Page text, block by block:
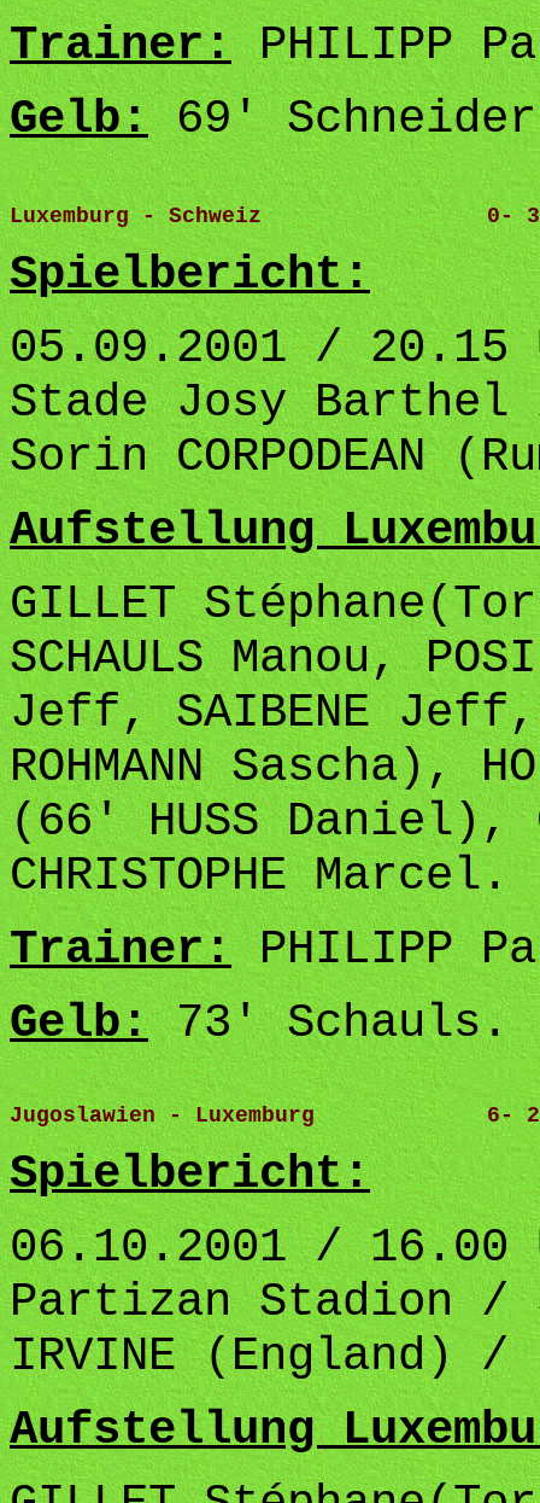
Trainer:PHILIPP
Gelb:69'
Luxemburg - Schweiz                 0-
Spielbericht:
05.09.2001 / 20.15
Stade Josy
Sorin CORPODEAN
Aufstellung
GILLET
SCHAULS Manou,
Jeff, SAIBENE Jeff,
ROHMANN Sascha),
(66' HUSS Daniel),
CHRISTOPHE Marcel.
Trainer:PHILIPP
Gelb:73' Schauls.
Jugoslawien - Luxemburg             6-
Spielbericht:
06.10.2001 /
Partizan Stadion
IRVINE (England) /
Aufstellung